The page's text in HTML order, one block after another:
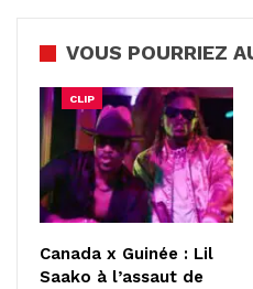
VOUS POURRIEZ
CLIP
Canada x Guinée : Lil
Saako à l’assaut de